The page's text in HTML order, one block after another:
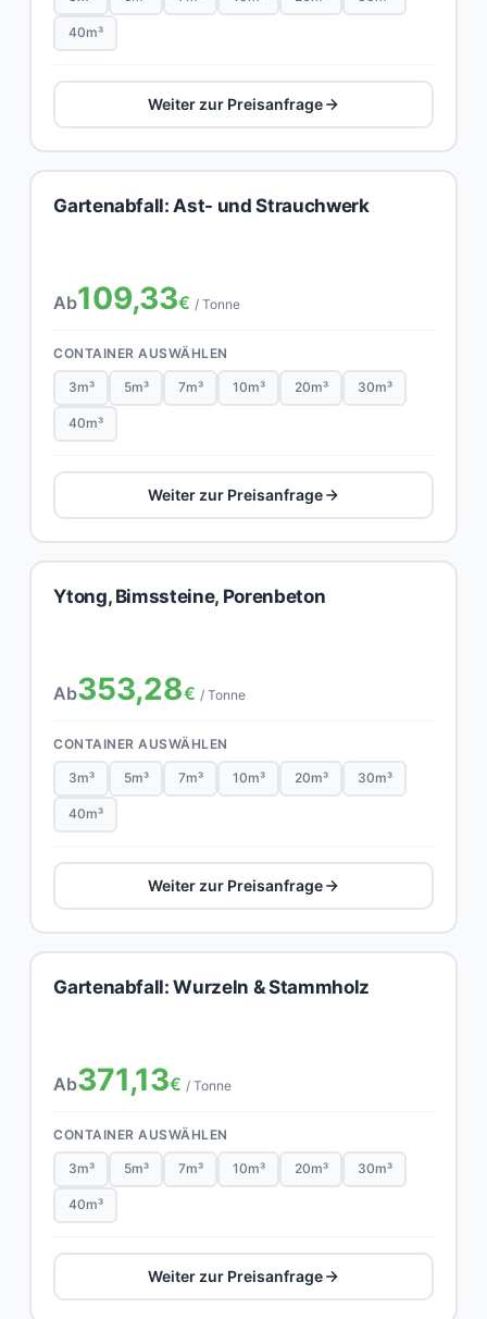
40m³
Weiter zur Preisanfrage
Gartenabfall: Ast- und Strauchwerk
Ab109,33€ / Tonne
CONTAINER AUSWÄHLEN
3m³ 5m³ 7m³ 10m³ 20m³ 30m³
40m³
Weiter zur Preisanfrage
Ytong, Bimssteine, Porenbeton
Ab353,28€ / Tonne
CONTAINER AUSWÄHLEN
3m³ 5m³ 7m³ 10m³ 20m³ 30m³
40m³
Weiter zur Preisanfrage
Gartenabfall: Wurzeln & Stammholz
Ab371,13€ / Tonne
CONTAINER AUSWÄHLEN
3m³ 5m³ 7m³ 10m³ 20m³ 30m³
40m³
Weiter zur Preisanfrage